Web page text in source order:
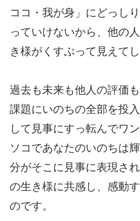
ココ・我が身」にどっし
っていけないから、他の
き様がくすぶって見えてし
過去も未来も他人の評価
課題にいのちの全部を投
して見事にすっ転んでワ
ソコであなたのいのちは
分がそこに見事に表現さ
の生き様に共感し、感動
のです。